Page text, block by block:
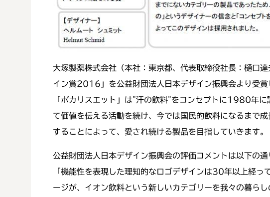
大塚製薬株式会社（本社：東京都、代表取締役社長：樋口
イン賞2016」を公益財団法人日本デザイン振興会より受賞
「ポカリスエット」は"汗の飲料"をコンセプトに1980年
て価値を伝える活動を続け、今では国民的飲料になるまで
することによって、愛され続ける製品を目指していきます。
公益財団法人日本デザイン振興会の評価コメントは以下の通
「機能性を表現した理知的なロゴデザインは30年以上経
ージが、イオン飲料という新しいカテゴリーを我々の暮ら